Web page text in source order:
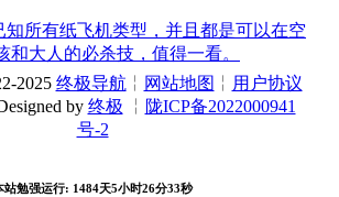
知所有纸飞机类型，并且都是可以在空
和大人的必杀技，值得一看。
2025 终极导航╎ 网站地图 ╎ 用户协议
by 终极 ╎ 陇ICP备2022000941
号-2
站勉强运行: 1484天5小时26分34秒